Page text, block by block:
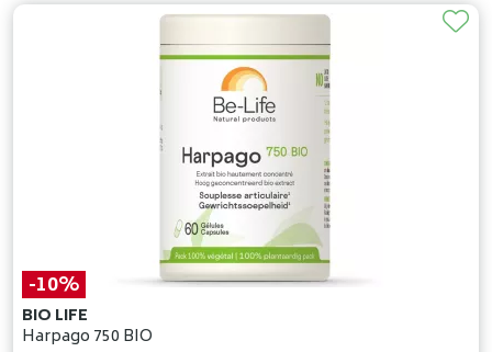
-10%
BIO LIFE
Harpago 750 BIO